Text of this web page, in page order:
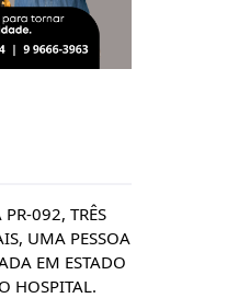
092, TRÊS
UMA PESSOA
EM ESTADO
HOSPITAL.